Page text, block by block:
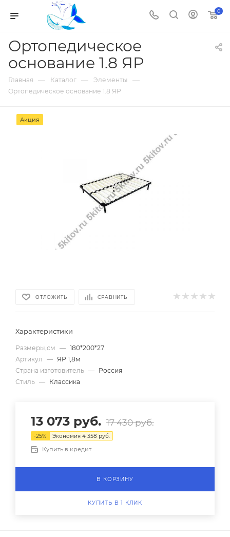
0
Ортопедическое
основание 1.8 ЯР
Главная — Каталог — Элементы —
Ортопедическое основание 1.8 ЯР
Акция
ОТЛОЖИТЬ СРАВНИТЬ
Характеристики
Размеры,см — 180*200*27
Артикул — ЯР 1,8м
Страна изготовитель — Россия
Стиль — Классика
13 073 руб. 17 430руб.
-25% Экономия 4 358 руб.
Купить в кредит
В КОРЗИНУ
КУПИТЬ В 1 КЛИК